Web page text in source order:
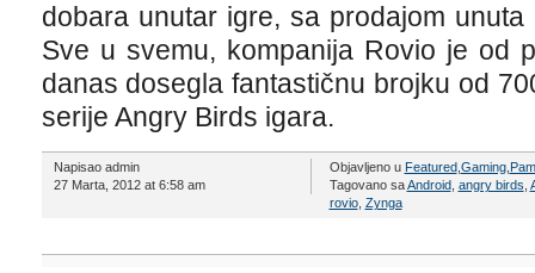
dobara unutar igre, sa prodajom
Sve u svemu, kompanija Rovio je od
danas dosegla fantastičnu brojku od
serije Angry Birds igara.
Napisao admin
27 Marta, 2012 at 6:58 am
Objavljeno u Featured, Gaming,
Tagovano saAndroid, angry birds
rovio, Zynga